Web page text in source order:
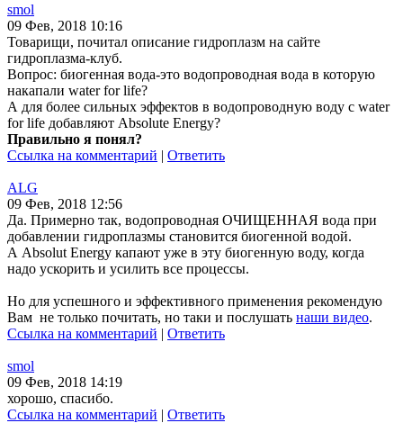
smol
09 Фев, 2018 10:16
Товарищи, почитал описание гидроплазм на сайте
гидроплазма-клуб.
Вопрос: биогенная вода-это водопроводная вода в которую
накапали water for life?
А для более сильных эффектов в водопроводную воду с water
for life добавляют Absolute Еnergy?
Правильно я понял?
Ссылка на комментарий | Ответить
ALG
09 Фев, 2018 12:56
Да. Примерно так, водопроводная ОЧИЩЕННАЯ вода при
добавлении гидроплазмы становится биогенной водой.
А Absolut Energy капают уже в эту биогенную воду, когда
надо ускорить и усилить все процессы.
Но для успешного и эффективного применения рекомендую
Вам не только почитать, но таки и послушать наши видео.
Ссылка на комментарий | Ответить
smol
09 Фев, 2018 14:19
хорошо, спасибо.
Ссылка на комментарий | Ответить